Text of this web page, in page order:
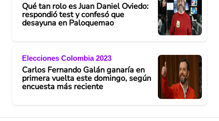
Qué tan rolo es Juan Daniel Oviedo:
respondió test y confesó que
desayuna en Paloquemao
Elecciones Colombia 2023
Carlos Fernando Galán ganaría en
primera vuelta este domingo, según
encuesta más reciente